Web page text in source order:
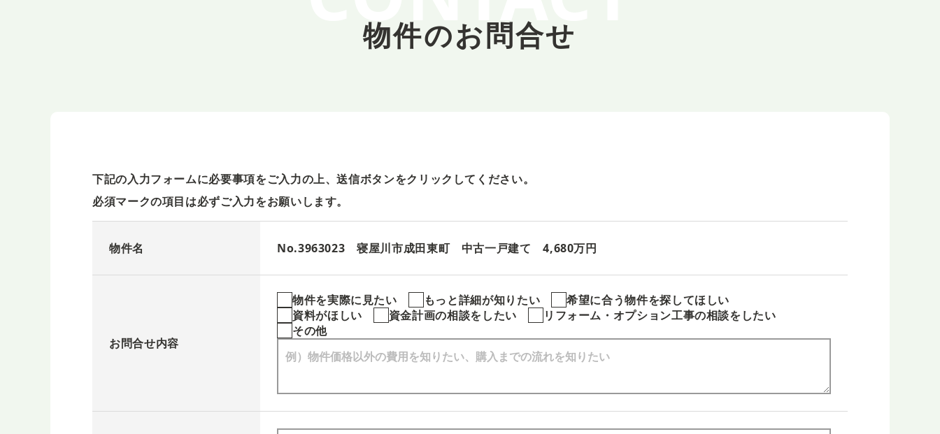
物件のお問合せ
下記の入力フォームに必要事項をご入力の上、送信ボタンをクリックしてください。
必須マークの項目は必ずご入力をお願いします。
物件名 No.3963023 寝屋川市成田東町 中古一戸建て 4,680万円
お問合せ内容
物件を実際に見たい もっと詳細が知りたい
希望に合う物件を探してほしい
資料がほしい
資金計画の相談をしたい
リフォーム・オプション工事の相談をしたい
その他